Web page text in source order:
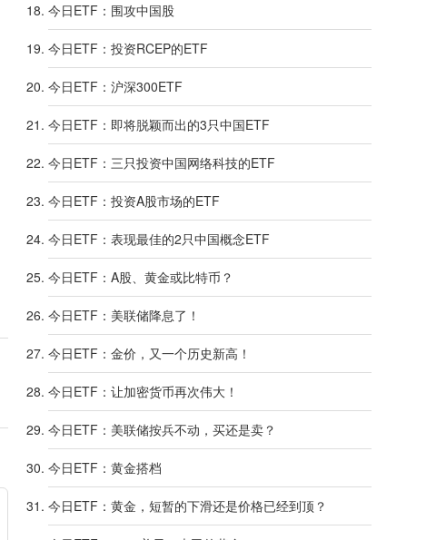
今日ETF：围攻中国股
今日ETF：投资RCEP的ETF
今日ETF：沪深300ETF
今日ETF：即将脱颖而出的3只中国ETF
今日ETF：三只投资中国网络科技的ETF
今日ETF：投资A股市场的ETF
今日ETF：表现最佳的2只中国概念ETF
今日ETF：A股、黄金或比特币？
今日ETF：美联储降息了！
今日ETF：金价，又一个历史新高！
今日ETF：让加密货币再次伟大！
今日ETF：美联储按兵不动，买还是卖？
今日ETF：黄金搭档
今日ETF：黄金，短暂的下滑还是价格已经到顶？